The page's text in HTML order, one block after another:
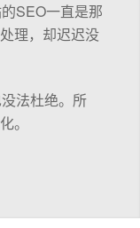
SEO一直是那
理，却迟迟没
法杜绝。所
。